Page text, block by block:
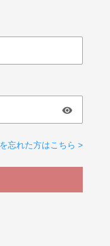
忘れた方はこちら >